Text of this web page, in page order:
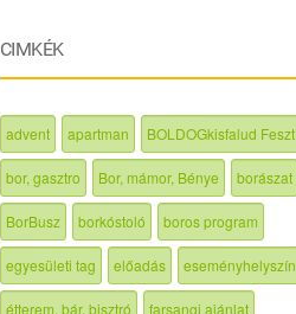
CIMKÉK
advent apartman BOLDOGkisfalud Feszt
bor, gasztro Bor, mámor, Bénye borászat
BorBusz borkóstoló boros program
egyesületi tag előadás eseményhelyszín
étterem, bár, bisztró farsangi ajánlat